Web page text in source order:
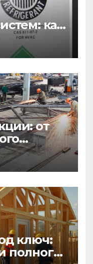
как
в
от
ключ:
полного